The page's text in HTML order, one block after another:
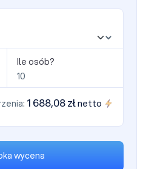
Ile osób?
1 688,08 złnetto
wycena